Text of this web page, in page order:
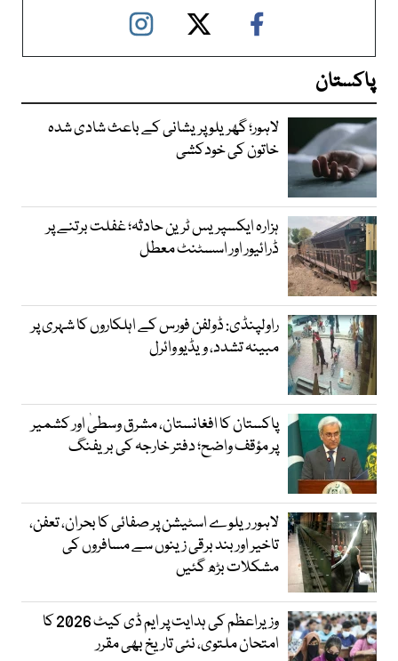
پاکستان
لاہور؛ گھریلو پریشانی کے باعث شادی شدہ
خاتون کی خودکشی
ہزارہ ایکسپریس ٹرین حادثہ؛ غفلت برتنے پر
ڈرائیور اور اسسٹنٹ معطل
راولپنڈی: ڈولفن فورس کے اہلکاروں کا شہری پر
مبینہ تشدد، ویڈیو وائرل
پاکستان کا افغانستان، مشرق وسطیٰ اور کشمیر
پر مؤقف واضح؛ دفتر خارجہ کی بریفنگ
لاہور ریلوے اسٹیشن پر صفائی کا بحران، تعفن،
تاخیر اور بند برقی زینوں سے مسافروں کی
مشکلات بڑھ گئیں
وزیراعظم کی ہدایت پر ایم ڈی کیٹ 2026 کا
امتحان ملتوی، نئی تاریخ بھی مقرر